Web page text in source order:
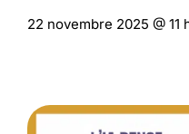
22 novembre 2025 @